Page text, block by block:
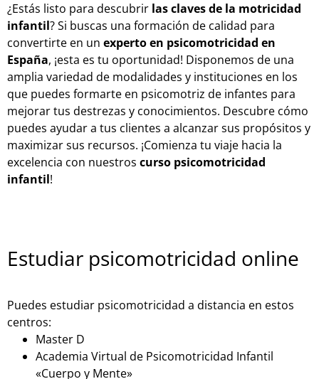
¿Estás listo para descubrir las claves de la motricidad
infantil? Si buscas una formación de calidad para
convertirte en un experto en psicomotricidad en
España, ¡esta es tu oportunidad! Disponemos de una
amplia variedad de modalidades y instituciones en los
que puedes formarte en psicomotriz de infantes para
mejorar tus destrezas y conocimientos. Descubre cómo
puedes ayudar a tus clientes a alcanzar sus propósitos y
maximizar sus recursos. ¡Comienza tu viaje hacia la
excelencia con nuestros curso psicomotricidad
infantil!
Estudiar psicomotricidad online
Puedes estudiar psicomotricidad a distancia en estos
centros:
Master D
Academia Virtual de Psicomotricidad Infantil
«Cuerpo y Mente»